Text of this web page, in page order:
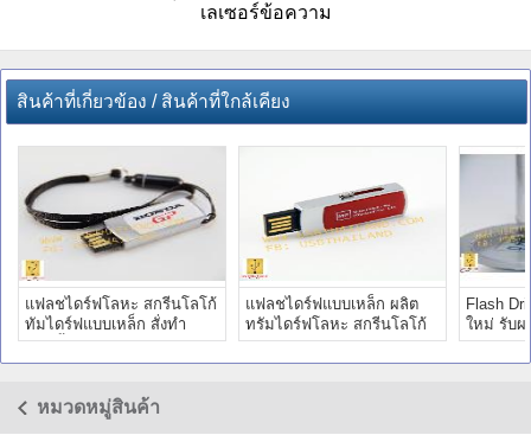
เลเซอร์ข้อความ
สินค้าที่เกี่ยวข้อง / สินค้าที่ใกล้เคียง
แฟลชไดร์ฟโลหะ สกรีนโลโก้
ทัมไดร์ฟแบบเหล็ก สั่งทำ
แฮนดี้ไดร์ฟ ราคาส่ง
แฟลชไดร์ฟแบบเหล็ก ผลิต
ทรัมไดร์ฟโลหะ สกรีนโลโก้
ดีไซน์ สวยงาม ราคาส่ง
Flash
ใหม่ รับผ
ตามแบบ
หมวดหมู่สินค้า